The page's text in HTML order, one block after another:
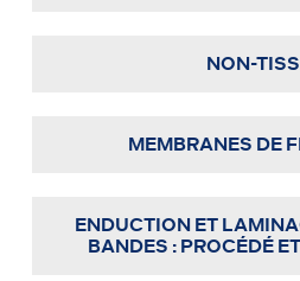
NON-
MEMBRANES DE
ENDUCTION ET
BANDES : PROCÉDÉ